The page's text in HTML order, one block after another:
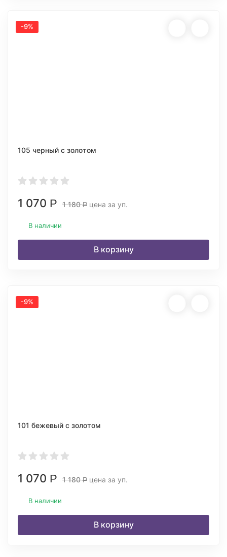
-9%
105 черный с золотом
1 070 Р 1 180Р цена за уп.
В наличии
В корзину
-9%
101 бежевый с золотом
1 070 Р 1 180Р цена за уп.
В наличии
В корзину